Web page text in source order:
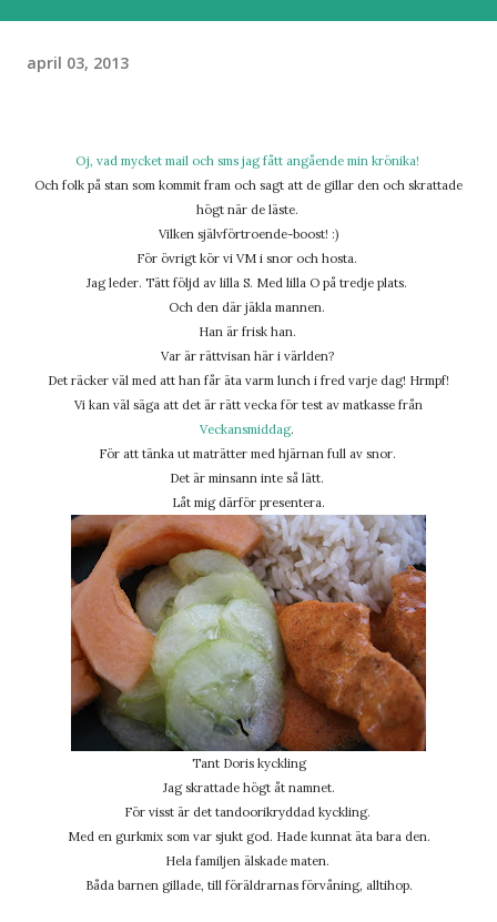
april 03, 2013
Oj, vad mycket mail och sms jag fått angående min krönika!
Och folk på stan som kommit fram och sagt att de gillar den och skrattade
högt när de läste.
Vilken självförtroende-boost! :)
För övrigt kör vi VM i snor och hosta.
Jag leder. Tätt följd av lilla S. Med lilla O på tredje plats.
Och den där jäkla mannen.
Han är frisk han.
Var är rättvisan här i världen?
Det räcker väl med att han får äta varm lunch i fred varje dag! Hrmpf!
Vi kan väl säga att det är rätt vecka för test av matkasse från
Veckansmiddag.
För att tänka ut maträtter med hjärnan full av snor.
Det är minsann inte så lätt.
Låt mig därför presentera.
Tant Doris kyckling
Jag skrattade högt åt namnet.
För visst är det tandoorikryddad kyckling.
Med en gurkmix som var sjukt god. Hade kunnat äta bara den.
Hela familjen älskade maten.
Båda barnen gillade, till föräldrarnas förvåning, alltihop.